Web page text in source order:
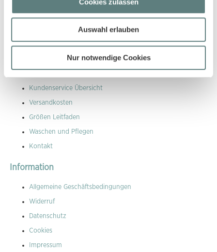
Auswahl erlauben
Nur notwendige Cookies
Über Sense Organics
Sense Organics gehört zu den Pionieren in der Naturtextilbranche
und beliefert bereits seit über 18 Jahren den EInzelhandel und
Kundenservice
Kundenservice Übersicht
Versandkosten
Größen Leitfaden
Waschen und Pflegen
Kontakt
Information
Allgemeine Geschäftsbedingungen
Widerruf
Datenschutz
Cookies
Impressum